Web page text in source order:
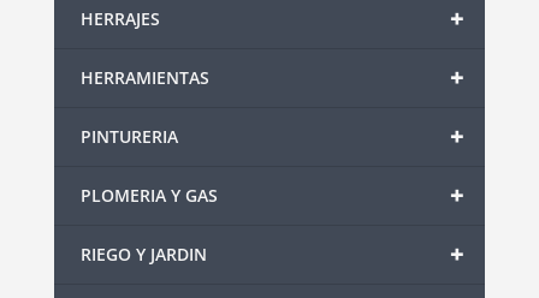
+
HERRAJES
+
HERRAMIENTAS
+
PINTURERIA
+
PLOMERIA Y GAS
+
RIEGO Y JARDIN